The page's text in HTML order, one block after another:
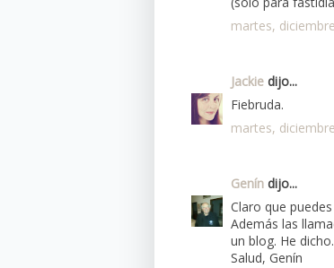
martes,
Jackie dijo...
Fiebruda.
martes,
Genín dijo...
Claro que
Además las
un blog. He
Salud, Genín